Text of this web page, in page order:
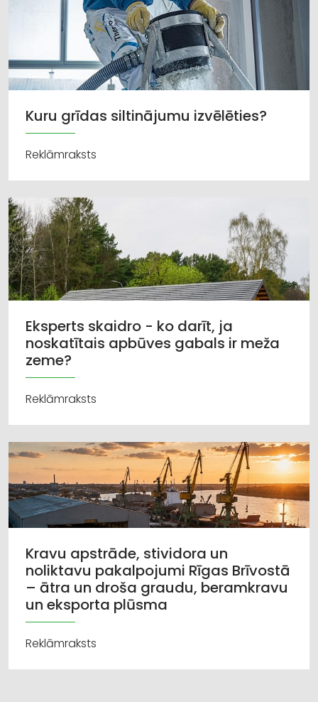
Kuru grīdas siltinājumu izvēlēties?
Reklāmraksts
Eksperts skaidro - ko darīt, ja
noskatītais apbūves gabals ir meža
zeme?
Reklāmraksts
Kravu apstrāde, stividora un
noliktavu pakalpojumi Rīgas Brīvostā
– ātra un droša graudu, beramkravu
un eksporta plūsma
Reklāmraksts